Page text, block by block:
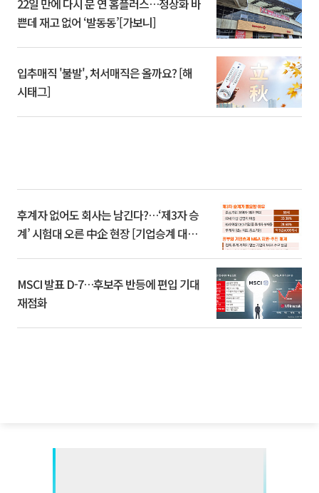
쁜데 재고 없어 ‘발동동’[가보니]
입추매직 '불발', 처서매직은 올까요? [해
시태그]
후계자 없어도 회사는 남긴다?…‘제3자 승
계’ 시험대 오른 中企 현장 [기업승계 대전
MSCI 발표 D-7…후보주 반등에 편입 기대
재점화